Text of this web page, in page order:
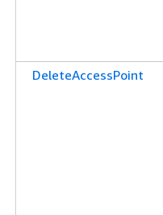
DeleteAccessPoint